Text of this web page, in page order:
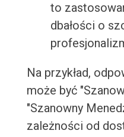
to
dbałości o
Na przykład,
może być
"Szanowny
zależności od